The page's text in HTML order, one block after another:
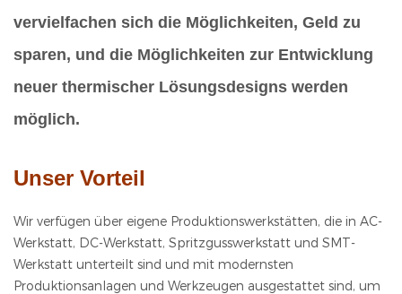
vervielfachen sich die Möglichkeiten, Geld zu
sparen, und die Möglichkeiten zur Entwicklung
neuer thermischer Lösungsdesigns werden
möglich.
Unser Vorteil
Wir verfügen über eigene Produktionswerkstätten, die in AC-
Werkstatt, DC-Werkstatt, Spritzgusswerkstatt und SMT-
Werkstatt unterteilt sind und mit modernsten
Produktionsanlagen und Werkzeugen ausgestattet sind, um